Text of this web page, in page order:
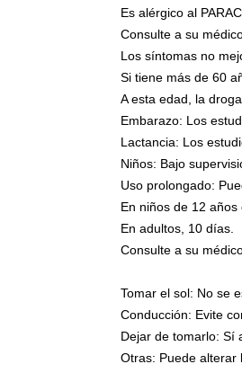
Es alérgico al
Consulte a su
Los síntomas no
Si tiene más de 60
A esta edad, la
Embarazo: Los
Lactancia: Los
Niños: Bajo
Uso prolongado:
En niños de 12
En adultos, 10 días.
Consulte a su
Tomar el sol: No se
Conducción: Evite
Dejar de tomarlo: Sí
Otras: Puede alterar